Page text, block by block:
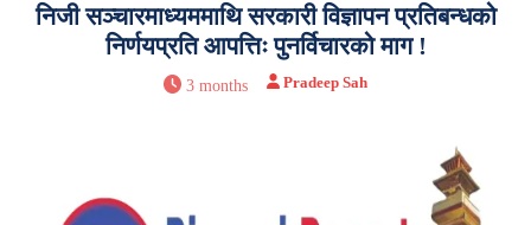
निजी सञ्चारमाध्यममाथि सरकारी विज्ञापन प्रतिबन्धको
निर्णयप्रति आपत्तिः पुनर्विचारको माग !
3 months Pradeep Sah